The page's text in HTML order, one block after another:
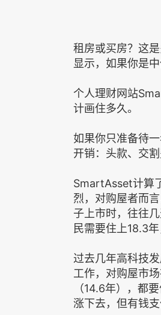
租房或买房？这
显示，如果你是
个人理财网站
计画住多久。
如果你只准备待
开销：头款、交
SmartAsset计算
烈，对购屋者而
子上市时，往往
民需要住上18.3年
过去几年高科技
工作，对购屋市
（14.6年），都
涨下去，但有钱